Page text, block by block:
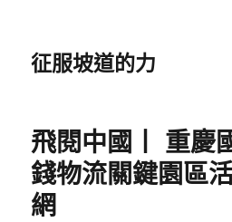
征服坡道的力
飛閱中國丨 重慶
錢物流關鍵園區
網